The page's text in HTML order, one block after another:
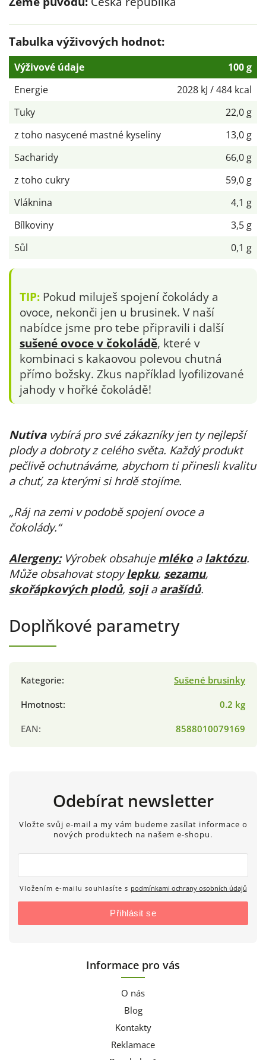
Tabulka výživových hodnot:
Výživové údaje
100 g
Energie
2028 kJ / 484 kcal
Tuky
22,0 g
z toho nasycené mastné kyseliny
13,0 g
Sacharidy
66,0 g
z toho cukry
59,0 g
Vláknina
4,1 g
Bílkoviny
3,5 g
Sůl
0,1 g
TIP: Pokud miluješ spojení čokolády a
ovoce, nekonči jen u brusinek. V naší
nabídce jsme pro tebe připravili i další
sušené ovoce v čokoládě, které v
kombinaci s kakaovou polevou chutná
přímo božsky. Zkus například lyofilizované
jahody v hořké čokoládě!
Nutivavybírá pro své zákazníky jen ty nejlepší
plody a dobroty z celého světa. Každý produkt
pečlivě ochutnáváme, abychom ti přinesli kvalitu
a chuť, za kterými si hrdě stojíme.
„Ráj na zemi v podobě spojení ovoce a
čokolády.“
Alergeny:Výrobek obsahuje mlékoa laktózu.
Může obsahovat stopylepku, sezamu,
skořápkových plodů, sojia arašídů.
Doplňkové parametry
Kategorie:
Sušené brusinky
Hmotnost:
0.2 kg
EAN: 8588010079169
Odebírat newsletter
Vložte svůj e-mail a my vám budeme zasílat informace o
nových produktech na našem e-shopu.
Vložením e-mailu souhlasíte s podmínkami ochrany osobních údajů
Přihlásit se
Informace pro vás
O nás
Blog
Kontakty
Reklamace